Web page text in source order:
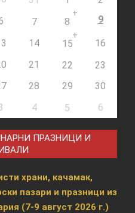
7 8
+
9
14 15
+
16
21 22
23
28 29
30
4 5 6
ПРАЗНИЦИ И
храни, качамак,
пазари и празници из
(7-9 август 2026 г.)